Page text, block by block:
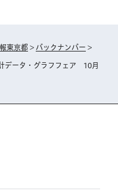
東京都 > バックナンバー >
データ・グラフフェア 10月